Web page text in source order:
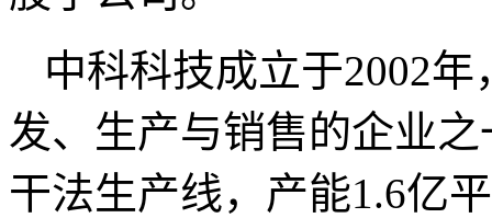
中科科技成立于2002
发、生产与销售的企业
干法生产线，产能1.6亿